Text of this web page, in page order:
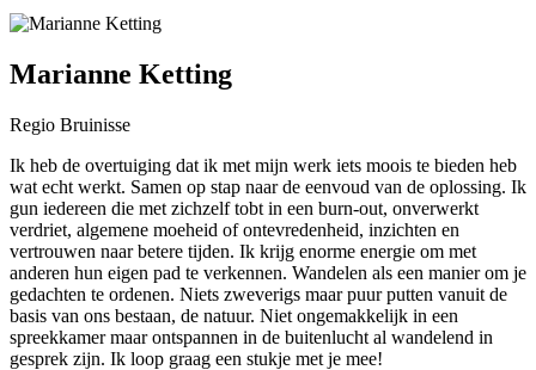
Marianne Ketting
Regio Bruinisse
Ik heb de overtuiging dat ik met mijn werk iets moois te bieden heb
wat echt werkt. Samen op stap naar de eenvoud van de oplossing. Ik
gun iedereen die met zichzelf tobt in een burn-out, onverwerkt
verdriet, algemene moeheid of ontevredenheid, inzichten en
vertrouwen naar betere tijden. Ik krijg enorme energie om met
anderen hun eigen pad te verkennen. Wandelen als een manier om je
gedachten te ordenen. Niets zweverigs maar puur putten vanuit de
basis van ons bestaan, de natuur. Niet ongemakkelijk in een
spreekkamer maar ontspannen in de buitenlucht al wandelend in
gesprek zijn. Ik loop graag een stukje met je mee!